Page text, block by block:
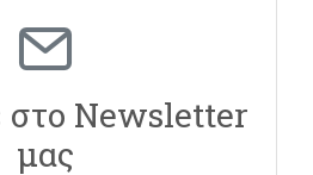
στο Newsletter
μας